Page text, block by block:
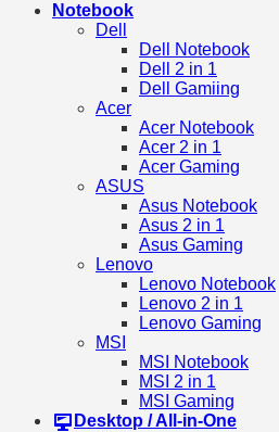
Notebook
Dell
Dell Notebook
Dell 2 in 1
Dell Gamiing
Acer
Acer Notebook
Acer 2 in 1
Acer Gaming
ASUS
Asus Notebook
Asus 2 in 1
Asus Gaming
Lenovo
Lenovo Notebook
Lenovo 2 in 1
Lenovo Gaming
MSI
MSI Notebook
MSI 2 in 1
MSI Gaming
Desktop / All-in-One